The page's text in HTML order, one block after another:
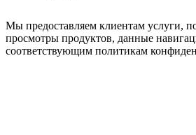
Мы предоставляем клиентам услуги,
просмотры продуктов, данные
соответствующим политикам